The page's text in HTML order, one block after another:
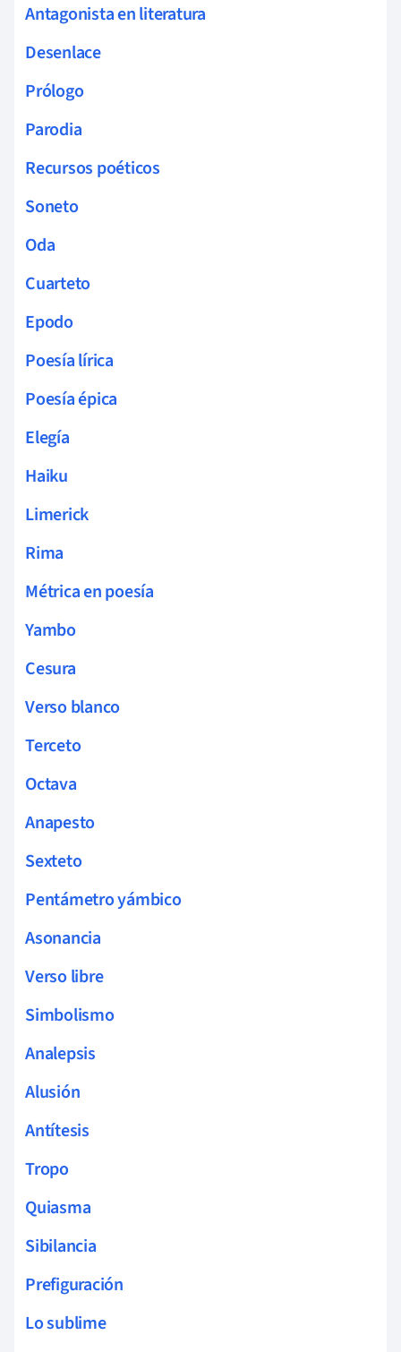
Antagonista en literatura
Desenlace
Prólogo
Parodia
Recursos poéticos
Soneto
Oda
Cuarteto
Epodo
Poesía lírica
Poesía épica
Elegía
Haiku
Limerick
Rima
Métrica en poesía
Yambo
Cesura
Verso blanco
Terceto
Octava
Anapesto
Sexteto
Pentámetro yámbico
Asonancia
Verso libre
Simbolismo
Analepsis
Alusión
Antítesis
Tropo
Quiasma
Sibilancia
Prefiguración
Lo sublime